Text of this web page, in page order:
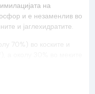
на
и е незаменлив во
и јаглехидратите.
70%) во коските и